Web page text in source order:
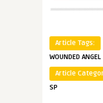
Article Tags:
WOUNDED ANGEL
Article
SP